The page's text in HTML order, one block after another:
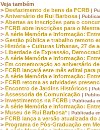
Veja também
> Desfazimento de bens da FCRB |
> Aniversário de Rui Barbosa |
> Abertas as inscrições para o
> FCRB abre inscrições para o
> A série Memória e Informação:
> Gestão pública e trabalho remoto
> História + Culturas Urbanas, 27 de
> Liberdade de Expressão,
> A série Memória e Informação:
> Em comemoração ao aniversário
> FCRB lançará este mês edital para
> A série Memória e Informação:
> FCRB retoma as atividades
> Encontro de Jardins Históricos |
> Assessoria de Comunicação |
> Investimentos na FCRB | Publicada
> A série Memória e Informação:
> Museu de Rui Barbosa* | Publicada
> FCRB lança a versão atualizada
> Programa de Pós-Graduação em